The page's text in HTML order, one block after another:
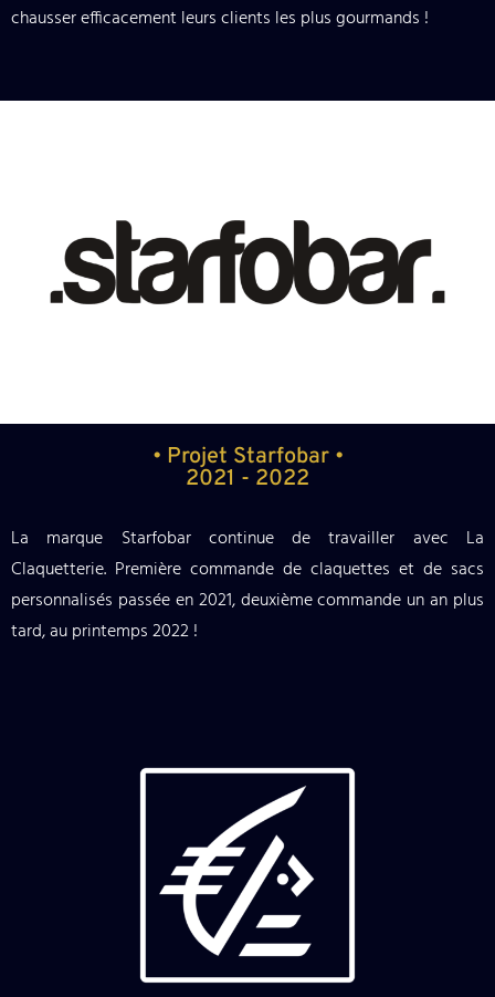
chausser efficacement leurs clients les plus gourmands !
• Projet Starfobar •
2021 - 2022
La marque Starfobar continue de travailler avec La
Claquetterie. Première commande de claquettes et de sacs
personnalisés passée en 2021, deuxième commande un an plus
tard, au printemps 2022 !